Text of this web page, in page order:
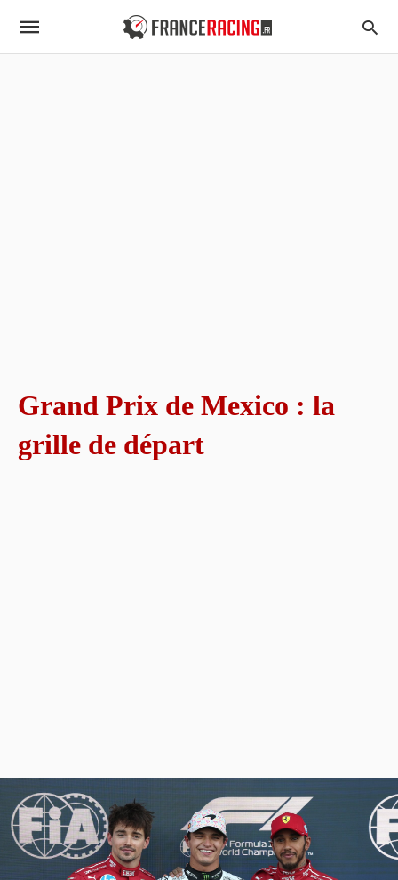
Grand Prix de Mexico : la
grille de départ